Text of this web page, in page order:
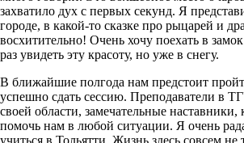
захватило дух с первых секунд. Я
городе, в какой-то сказке про рыцарей и
восхитительно! Очень хочу поехать в
раз увидеть эту красоту, но уже в снегу.
В ближайшие полгода нам предстоит
успешно сдать сессию. Преподаватели в
своей области, замечательные наставники,
помочь нам в любой ситуации. Я очень
учиться в Тольятти. Жизнь здесь совсем не